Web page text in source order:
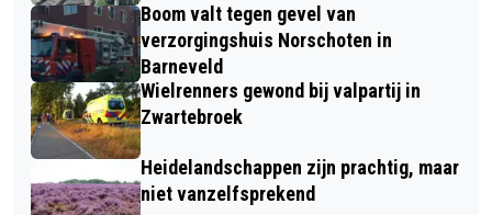
Boom valt tegen gevel van
verzorgingshuis Norschoten in
Barneveld
Wielrenners gewond bij valpartij in
Zwartebroek
Heidelandschappen zijn prachtig, maar
niet vanzelfsprekend